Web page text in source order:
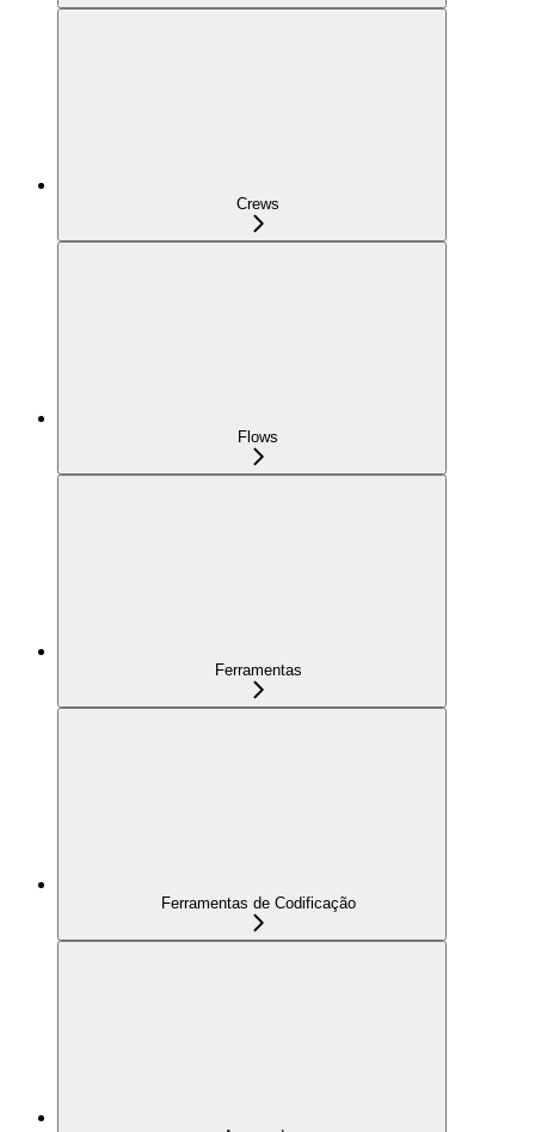
Crews
Flows
Ferramentas
Ferramentas de Codificação